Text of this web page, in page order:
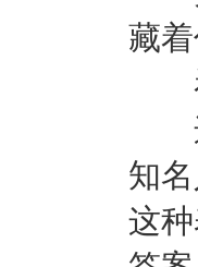
藏
看
这
知
这